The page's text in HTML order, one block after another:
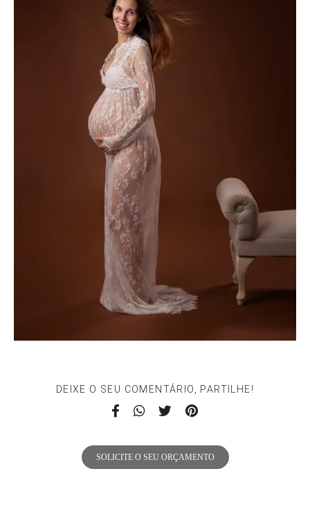
DEIXE O SEU COMENTÁRIO, PARTILHE!
SOLICITE O SEU ORÇAMENTO